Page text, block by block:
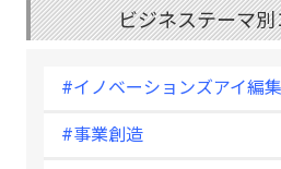
ビジネステーマ別
#イノベーションズアイ編
#事業創造